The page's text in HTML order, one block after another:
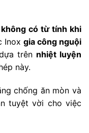
không có từ tính khi
Inox gia công nguội
trên nhiệt luyện
này.
chống ăn mòn và
tuyệt vời cho việc